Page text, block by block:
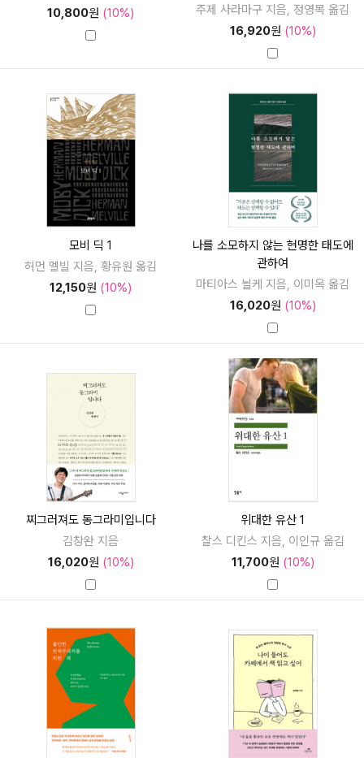
10,800원 (10%)
주제 사라마구 지음, 정영목 옮김
16,920원 (10%)
모비 딕 1
허먼 멜빌 지음, 황유원 옮김
12,150원 (10%)
나를 소모하지 않는 현명한 태도에
관하여
마티아스 뇔케 지음, 이미옥 옮김
16,020원 (10%)
찌그러져도 동그라미입니다
김창완 지음
16,020원 (10%)
위대한 유산 1
찰스 디킨스 지음, 이인규 옮김
11,700원 (10%)